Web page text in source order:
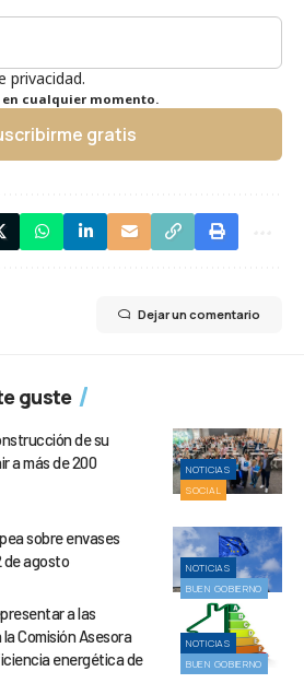
privacidad.
cualquier momento.
gratis
Dejar un comentario
guste
NOTICIAS
SOCIAL
de su
a más de 200
NOTICIAS
BUEN GOBIERNO
sobre envases
de agosto
NOTICIAS
BUEN GOBIERNO
a las
Comisión Asesora
energética de